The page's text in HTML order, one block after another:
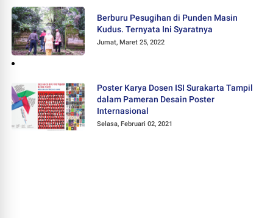
Berburu Pesugihan di Punden Masin
Kudus. Ternyata Ini Syaratnya
Jumat, Maret 25, 2022
Poster Karya Dosen ISI Surakarta Tampil
dalam Pameran Desain Poster
Internasional
Selasa, Februari 02, 2021